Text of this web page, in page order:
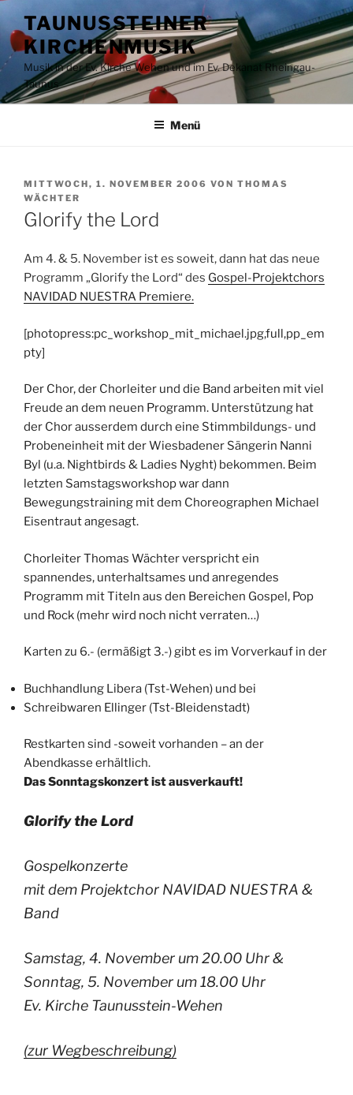
Inhalt
springen
TAUNUSSTEINER
KIRCHENMUSIK
Musik in der Ev. Kirche Wehen und im Ev. Dekanat Rheingau-
Taunus
Menü
VERÖFFENTLICHT
AM
MITTWOCH, 1. NOVEMBER 2006 VON THOMAS
WÄCHTER
Glorify the Lord
Am 4. & 5. November ist es soweit, dann hat das neue
Programm „Glorify the Lord“ des Gospel-Projektchors
NAVIDAD NUESTRA Premiere.
[photopress:pc_workshop_mit_michael.jpg,full,pp_em
pty]
Der Chor, der Chorleiter und die Band arbeiten mit viel
Freude an dem neuen Programm. Unterstützung hat
der Chor ausserdem durch eine Stimmbildungs- und
Probeneinheit mit der Wiesbadener Sängerin Nanni
Byl (u.a. Nightbirds & Ladies Nyght) bekommen. Beim
letzten Samstagsworkshop war dann
Bewegungstraining mit dem Choreographen Michael
Eisentraut angesagt.
Chorleiter Thomas Wächter verspricht ein
spannendes, unterhaltsames und anregendes
Programm mit Titeln aus den Bereichen Gospel, Pop
und Rock (mehr wird noch nicht verraten…)
Karten zu 6.- (ermäßigt 3.-) gibt es im Vorverkauf in der
Buchhandlung Libera (Tst-Wehen) und bei
Schreibwaren Ellinger (Tst-Bleidenstadt)
Restkarten sind -soweit vorhanden – an der
Abendkasse erhältlich.
Das Sonntagskonzert ist ausverkauft!
Glorify the Lord
Gospelkonzerte
mit dem Projektchor NAVIDAD NUESTRA &
Band
Samstag, 4. November um 20.00 Uhr &
Sonntag, 5. November um 18.00 Uhr
Ev. Kirche Taunusstein-Wehen
(zur Wegbeschreibung)